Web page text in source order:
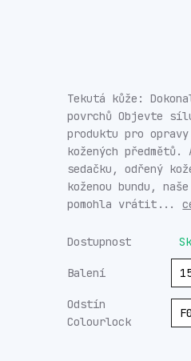
Tekutá kůže:
povrchů Objevte
produktu pro
kožených
sedačku, odřený
koženou bundu,
pomohla vrátit...
Dostupnost
Balení
Odstín
Colourlock